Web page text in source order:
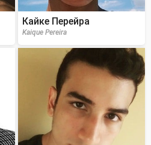
Кайке Перейра
Kaique Pereira